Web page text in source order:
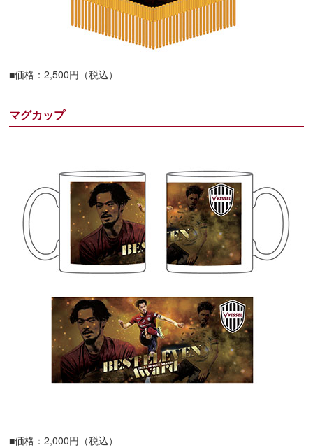
■価格：2,500円（税込）
マグカップ
■価格：2,000円（税込）